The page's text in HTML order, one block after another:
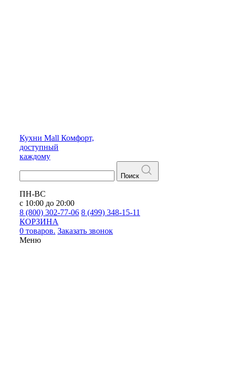
Кухни Mall Комфорт,
доступный
каждому
Поиск
ПН-ВС
с 10:00 до 20:00
8 (800) 302-77-06 8 (499) 348-15-11
КОРЗИНА
0 товаров. Заказать звонок
Меню